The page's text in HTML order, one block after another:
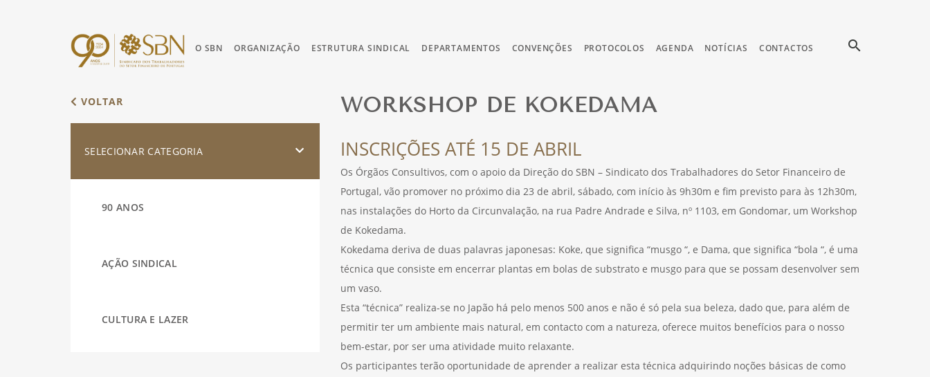
O SBN ORGANIZAÇÃO ESTRUTURA SINDICAL DEPARTAMENTOS CONVENÇÕES PROTOCOLOS AGENDA NOTÍCIAS CONTACTOS search
VOLTAR
SELECIONAR CATEGORIA
90 ANOS
AÇÃO SINDICAL
CULTURA E LAZER
WORKSHOP DE KOKEDAMA
INSCRIÇÕES ATÉ 15 DE ABRIL
Os Órgãos Consultivos, com o apoio da Direção do SBN – Sindicato dos Trabalhadores do Setor Financeiro de
Portugal, vão promover no próximo dia 23 de abril, sábado, com início às 9h30m e fim previsto para às 12h30m,
nas instalações do Horto da Circunvalação, na rua Padre Andrade e Silva, nº 1103, em Gondomar, um Workshop
de Kokedama.
Kokedama deriva de duas palavras japonesas: Koke, que significa “musgo “, e Dama, que significa “bola “, é uma
técnica que consiste em encerrar plantas em bolas de substrato e musgo para que se possam desenvolver sem
um vaso.
Esta “técnica” realiza-se no Japão há pelo menos 500 anos e não é só pela sua beleza, dado que, para além de
permitir ter um ambiente mais natural, em contacto com a natureza, oferece muitos benefícios para o nosso
bem-estar, por ser uma atividade muito relaxante.
Os participantes terão oportunidade de aprender a realizar esta técnica adquirindo noções básicas de como